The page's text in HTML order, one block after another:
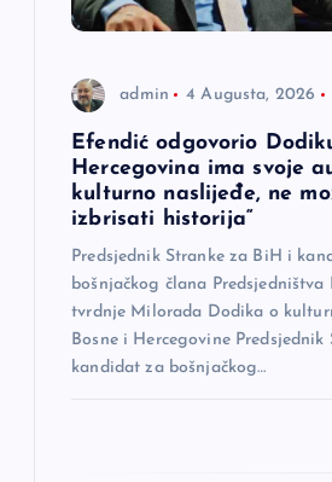
admin 4 Augusta, 2026
Efendić odgovorio
Hercegovina ima svoje
kulturno naslijeđe, ne
izbrisati historija“
Predsjednik Stranke za BiH i
bošnjačkog člana
tvrdnje Milorada Dodika o
Bosne i Hercegovine
kandidat za bošnjačkog…